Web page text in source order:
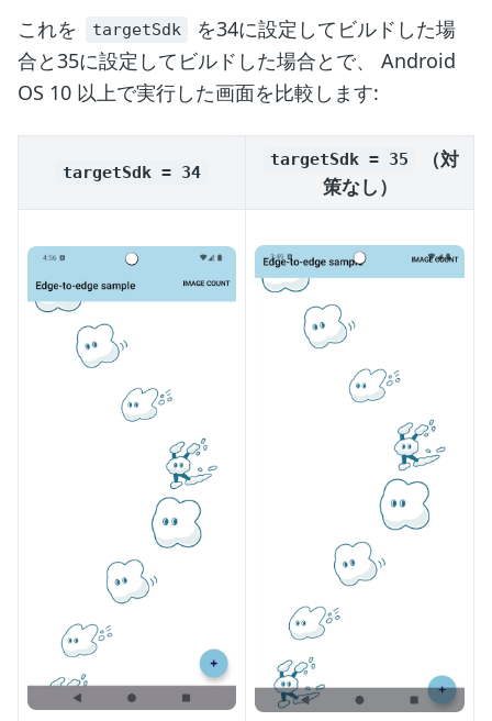
これを targetSdk
を34に設定してビルドした場
合と35に設定してビルドした場合とで、 Android
OS 10 以上で実行した画面を比較します:
targetSdk = 34
targetSdk = 35
（対
策なし）